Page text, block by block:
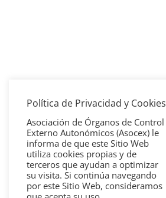
Política de Privacidad y Cookies
Asociación de Órganos de Control
Externo Autonómicos (Asocex) le
informa de que este Sitio Web
utiliza cookies propias y de
terceros que ayudan a optimizar
su visita. Si continúa navegando
por este Sitio Web, consideramos